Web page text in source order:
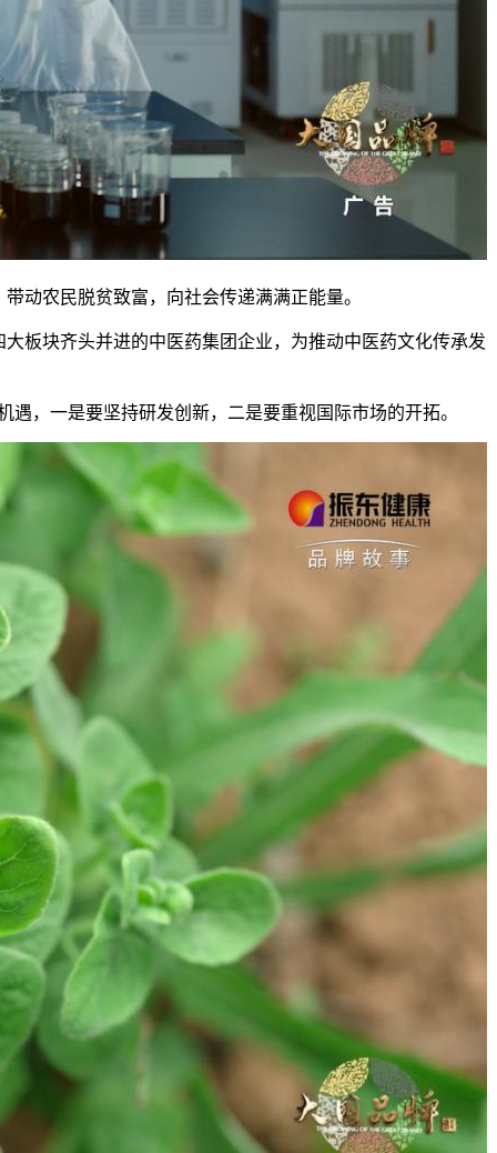
农民脱贫致富，向社会传递满满正能量。
块齐头并进的中医药集团企业，为推动中医药文化传承发
，一是要坚持研发创新，二是要重视国际市场的开拓。